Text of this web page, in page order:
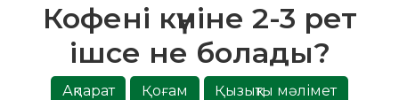
Кофені күніне 2-3 рет
ішсе не болады?
Ақпарат Қоғам
Қызықты мәлімет